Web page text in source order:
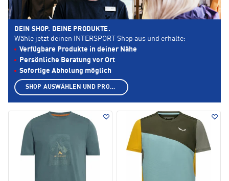
DEIN SHOP. DEINE PRODUKTE.
Wähle jetzt deinen INTERSPORT Shop aus und erhalte:
Verfügbare Produkte in deiner Nähe
Persönliche Beratung vor Ort
Sofortige Abholung möglich
SHOP AUSWÄHLEN UND PRODUKTE ANZEIGEN